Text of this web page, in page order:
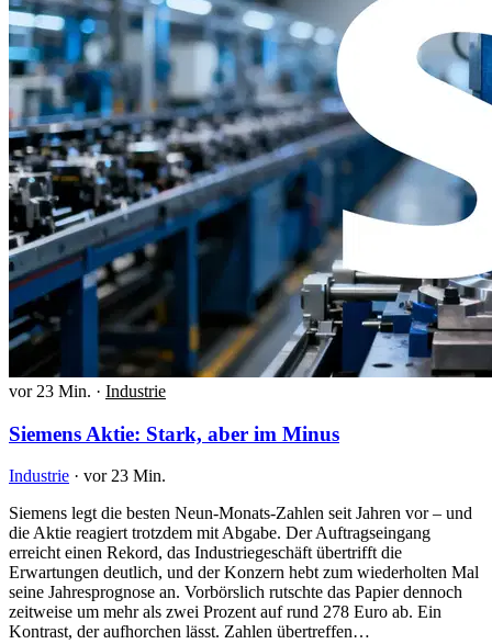
vor 23 Min. · Industrie
Siemens Aktie: Stark, aber im Minus
Industrie · vor 23 Min.
Siemens legt die besten Neun-Monats-Zahlen seit Jahren vor – und
die Aktie reagiert trotzdem mit Abgabe. Der Auftragseingang
erreicht einen Rekord, das Industriegeschäft übertrifft die
Erwartungen deutlich, und der Konzern hebt zum wiederholten Mal
seine Jahresprognose an. Vorbörslich rutschte das Papier dennoch
zeitweise um mehr als zwei Prozent auf rund 278 Euro ab. Ein
Kontrast, der aufhorchen lässt. Zahlen übertreffen…